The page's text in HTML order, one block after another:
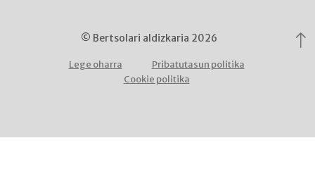
© Bertsolari aldizkaria 2026
Lege oharra
Pribatutasun politika
Cookie politika